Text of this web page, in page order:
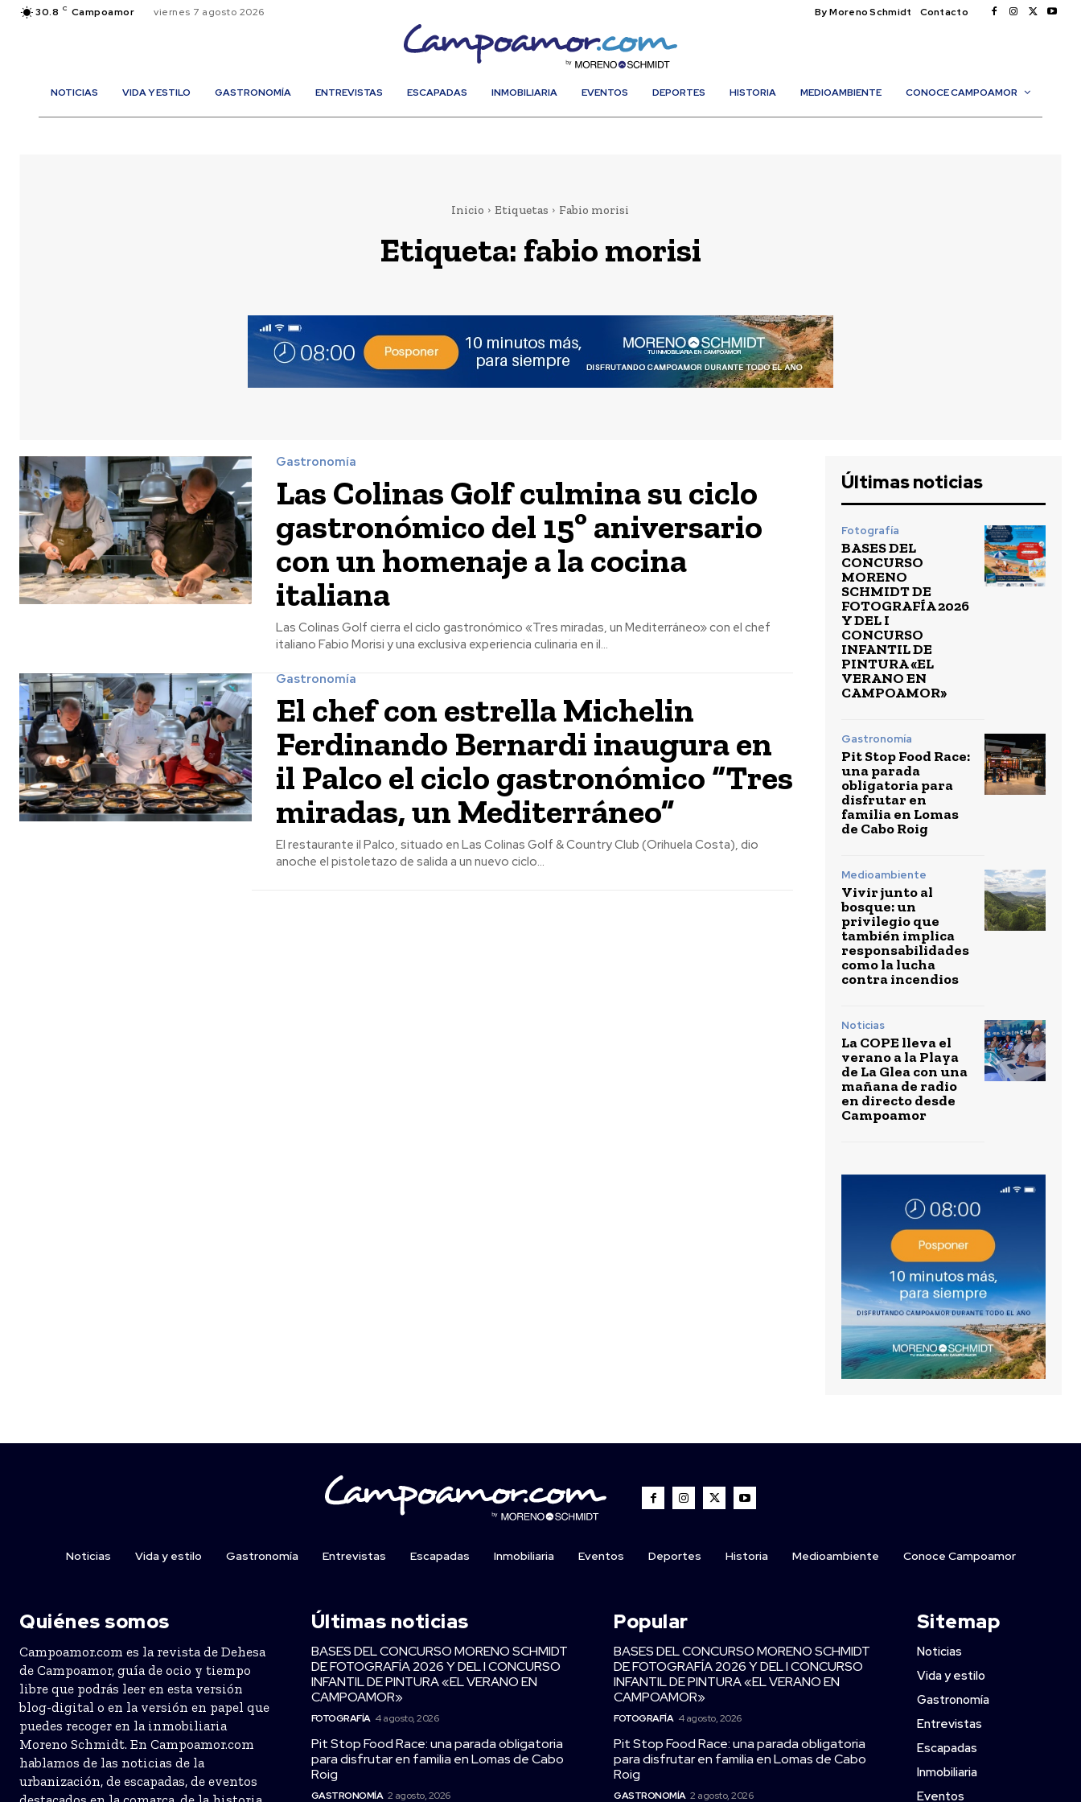
30.8 C Campoamor viernes 7 agosto 2026 By Moreno Schmidt Contacto
NOTICIAS VIDA Y ESTILO GASTRONOMÍA ENTREVISTAS ESCAPADAS INMOBILIARIA EVENTOS DEPORTES HISTORIA MEDIOAMBIENTE CONOCE CAMPOAMOR
Inicio Etiquetas Fabio morisi
Etiqueta: fabio morisi
Gastronomía
Las Colinas Golf culmina su ciclo
gastronómico del 15º aniversario
con un homenaje a la cocina
italiana
Las Colinas Golf cierra el ciclo gastronómico «Tres miradas, un Mediterráneo» con el chef
italiano Fabio Morisi y una exclusiva experiencia culinaria en il...
Gastronomía
El chef con estrella Michelin
Ferdinando Bernardi inaugura en
il Palco el ciclo gastronómico “Tres
miradas, un Mediterráneo”
El restaurante il Palco, situado en Las Colinas Golf & Country Club (Orihuela Costa), dio
anoche el pistoletazo de salida a un nuevo ciclo...
Últimas noticias
Fotografía
BASES DEL
CONCURSO
MORENO
SCHMIDT DE
FOTOGRAFÍA 2026
Y DEL I
CONCURSO
INFANTIL DE
PINTURA «EL
VERANO EN
CAMPOAMOR»
Gastronomía
Pit Stop Food Race:
una parada
obligatoria para
disfrutar en
familia en Lomas
de Cabo Roig
Medioambiente
Vivir junto al
bosque: un
privilegio que
también implica
responsabilidades
como la lucha
contra incendios
Noticias
La COPE lleva el
verano a la Playa
de La Glea con una
mañana de radio
en directo desde
Campoamor
Noticias Vida y estilo Gastronomía Entrevistas Escapadas Inmobiliaria Eventos Deportes Historia Medioambiente Conoce Campoamor
Quiénes somos
Campoamor.com es la revista de Dehesa
de Campoamor, guía de ocio y tiempo
libre que podrás leer en esta versión
blog-digital o en la versión en papel que
puedes recoger en la inmobiliaria
Moreno Schmidt. En Campoamor.com
hablamos de las noticias de la
urbanización, de escapadas, de eventos
Últimas noticias
BASES DEL CONCURSO MORENO SCHMIDT
DE FOTOGRAFÍA 2026 Y DEL I CONCURSO
INFANTIL DE PINTURA «EL VERANO EN
CAMPOAMOR»
FOTOGRAFÍA 4 agosto, 2026
Pit Stop Food Race: una parada obligatoria
para disfrutar en familia en Lomas de Cabo
Roig
GASTRONOMÍA 2 agosto, 2026
Popular
BASES DEL CONCURSO MORENO SCHMIDT
DE FOTOGRAFÍA 2026 Y DEL I CONCURSO
INFANTIL DE PINTURA «EL VERANO EN
CAMPOAMOR»
FOTOGRAFÍA 4 agosto, 2026
Pit Stop Food Race: una parada obligatoria
para disfrutar en familia en Lomas de Cabo
Roig
GASTRONOMÍA 2 agosto, 2026
Sitemap
Noticias
Vida y estilo
Gastronomía
Entrevistas
Escapadas
Inmobiliaria
Eventos